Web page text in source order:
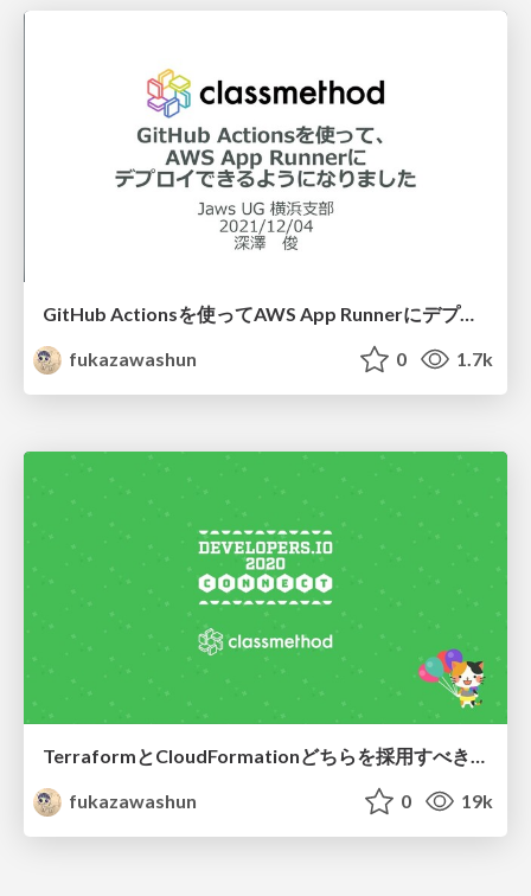
GitHub Actionsを使ってAWS App Runnerにデプロイできるようになりました
fukazawashun
0 1.7k
fukazawashun
0 19k